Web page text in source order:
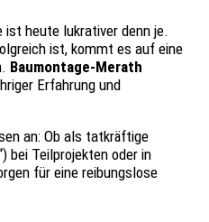
ist heute lukrativer denn je.
ist, kommt es auf eine
Baumontage-Merath
Erfahrung und
an: Ob als tatkräftige
bei Teilprojekten oder in
für eine reibungslose